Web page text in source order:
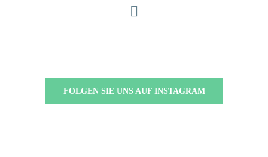
FOLGEN SIE UNS AUF INSTAGRAM